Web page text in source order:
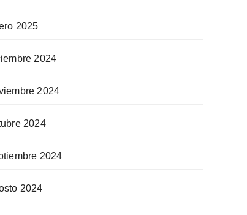
2025
2024
2024
2024
2024
2024